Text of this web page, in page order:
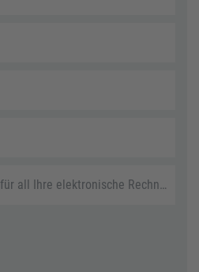
zentrale E-Mail-Adresse für all Ihre elektronische Rechnungen